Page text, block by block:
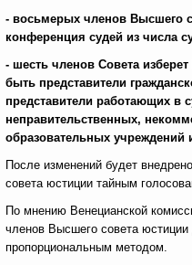
- восьмерых членов Высшего
конференция судей из числа
- шесть членов Совета
быть представители
представители работающих в
неправительственных,
образовательных учреждений
После изменений будет
совета юстиции тайным
По мнению Венецианской
членов Высшего совета
пропорциональным методом.